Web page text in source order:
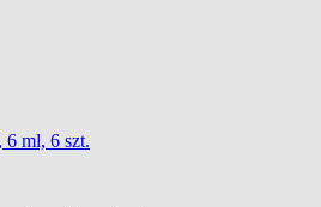
6 ml, 6 szt.